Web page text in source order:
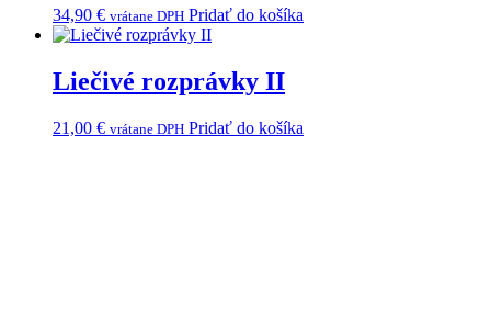
34,90 € vrátane DPH Pridať do košíka
Liečivé rozprávky II
21,00 € vrátane DPH Pridať do košíka